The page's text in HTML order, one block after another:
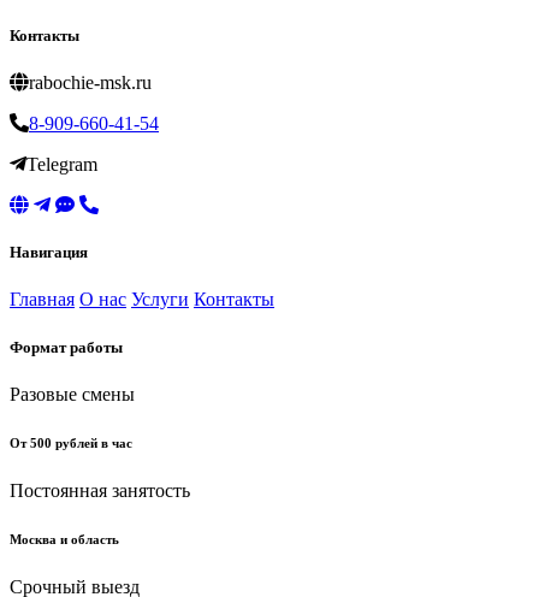
Контакты
rabochie-msk.ru
8-909-660-41-54
Telegram
Навигация
Главная О нас Услуги Контакты
Формат работы
Разовые смены
От 500 рублей в час
Постоянная занятость
Москва и область
Срочный выезд